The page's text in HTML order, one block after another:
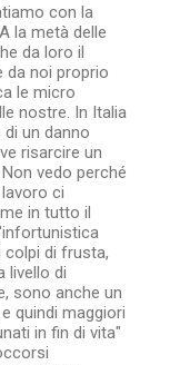
con la
la metà delle
da loro il
da noi proprio
le micro
nostre. In Italia
un danno
risarcire un
vedo perché
ci
in tutto il
colpi di frusta,
livello di
sono anche un
quindi maggiori
in fin di vita"